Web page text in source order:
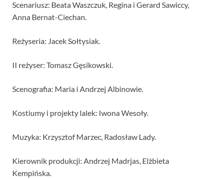
Scenariusz: Beata Waszczuk, Regina i Gerard Sawiccy,
Anna Bernat-Ciechan.
Reżyseria: Jacek Sołtysiak.
II reżyser: Tomasz Gęsikowski.
Scenografia: Maria i Andrzej Albinowie.
Kostiumy i projekty lalek: Iwona Wesoły.
Muzyka: Krzysztof Marzec, Radosław Lady.
Kierownik produkcji: Andrzej Madrjas, Elżbieta
Kempińska.